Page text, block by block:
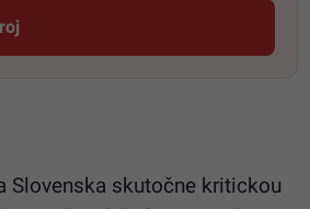
sa otvorí v novom okne
Slovenska skutočne kritickou